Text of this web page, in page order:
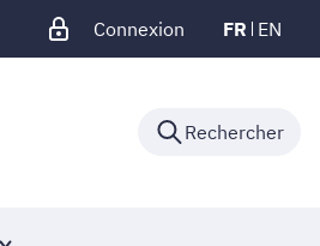
Connexion FR EN
Rechercher